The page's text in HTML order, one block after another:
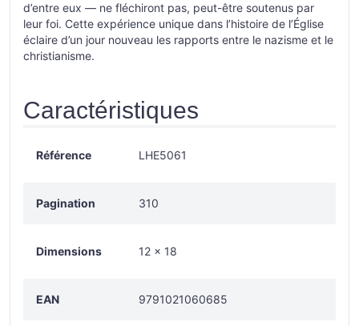
d’entre eux — ne fléchiront pas, peut-être soutenus par
leur foi. Cette expérience unique dans l’histoire de l’Église
éclaire d’un jour nouveau les rapports entre le nazisme et le
christianisme.
Caractéristiques
Référence LHE5061
Pagination 310
Dimensions 12 × 18
EAN 9791021060685